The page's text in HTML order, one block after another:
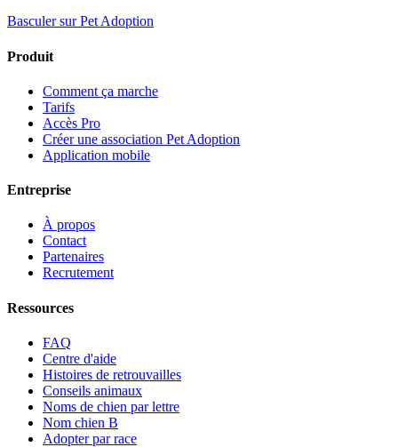
Basculer sur Pet Adoption
Produit
Comment ça marche
Tarifs
Accès Pro
Créer une association Pet Adoption
Application mobile
Entreprise
À propos
Contact
Partenaires
Recrutement
Ressources
FAQ
Centre d'aide
Histoires de retrouvailles
Conseils animaux
Noms de chien par lettre
Nom chien B
Adopter par race